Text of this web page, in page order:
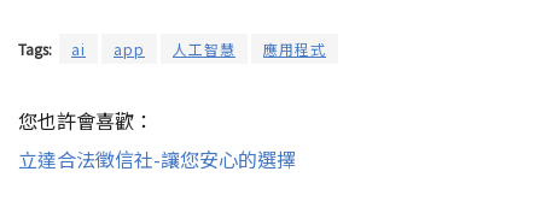
Tags: ai app 人工智慧 應用程式
您也許會喜歡：
立達合法徵信社-讓您安心的選擇